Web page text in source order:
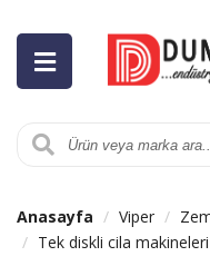
Anasayfa Viper
Tek diskli cila makineleri